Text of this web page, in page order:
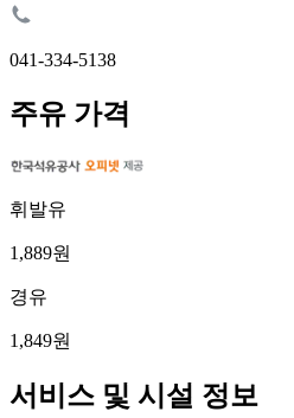
041-334-5138
주유 가격
휘발유
1,889원
경유
1,849원
서비스 및 시설 정보